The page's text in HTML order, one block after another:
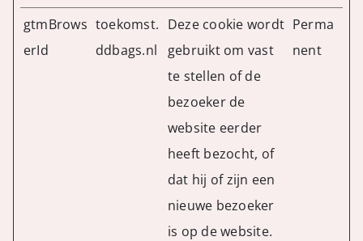
gtmBrows
erId
toekomst.
ddbags.nl
Deze cookie wordt
gebruikt om vast
te stellen of de
bezoeker de
website eerder
heeft bezocht, of
dat hij of zijn een
nieuwe bezoeker
is op de website.
Perma
nent